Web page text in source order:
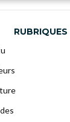
RUBRIQUES